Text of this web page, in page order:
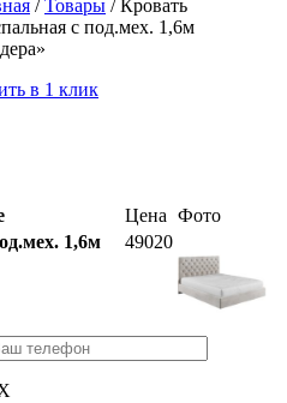
/ Товары / Кровать
с под.мех. 1,6м
в 1 клик
Цена Фото
1,6м
49020